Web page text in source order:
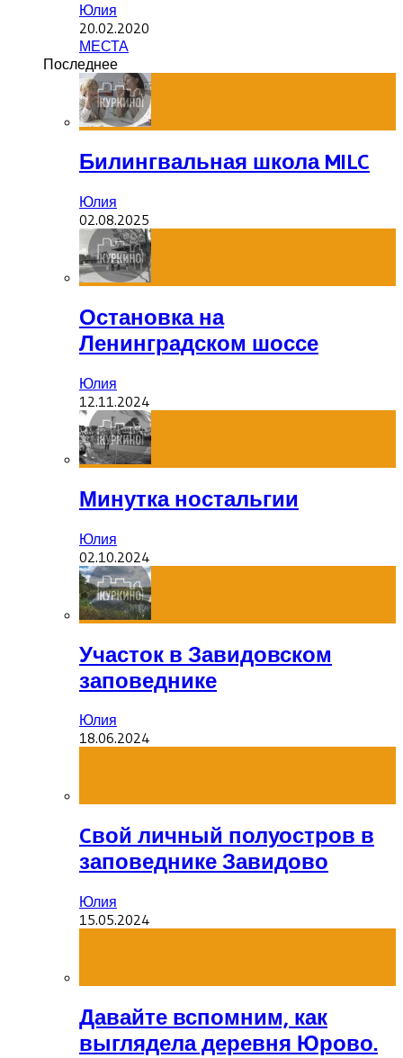
Юлия
20.02.2020
МЕСТА
Последнее
Билингвальная школа MILC
Юлия
02.08.2025
Остановка на
Ленинградском шоссе
Юлия
12.11.2024
Минутка ностальгии
Юлия
02.10.2024
Участок в Завидовском
заповеднике
Юлия
18.06.2024
Cвой личный полуостров в
заповеднике Завидово
Юлия
15.05.2024
Давайте вспомним, как
выглядела деревня Юрово.